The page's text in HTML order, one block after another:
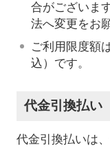
合がございま
法へ変更をお
ご利用限度額
込）です。
代金引換払い
代金引換払いは